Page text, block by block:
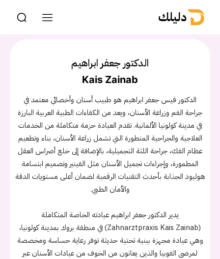
دليلك
الدكتور جعفر ابراهيم
Kais Zainab
الدكتور قيس جعفر ابراهيم هو طبيب أسنان وأخصائي معتمد في
جراحة الفم وزراعة الأسنان، ويعد من الكفاءات الطبية العربية البارزة
في مدينة كولونيا الألمانية. تقدم العيادة حزمة متكاملة من الخدمات
العلاجية والجراحية المتطورة التي تشمل زراعة الأسنان، بناء وتطعيم
عظام الفك، جراحة اللثة التجميلية، بالإضافة إلى خلع أضراس العقل
المطمورة، وإجراءات تجميل الأسنان مثل الفينير وتصميم ابتسامة
هوليود الجذابة بأحدث التقنيات الرقمية لضمان أعلى مستويات الدقة
والأمان الطبي.
يدير الدكتور جعفر ابراهيم عيادته الخاصة المتكاملة
(Zahnarztpraxis Kais Zainab) في منطقة بروك بمدينة كولونيا،
وهي عيادة مجهزة ببنية تحتية حديثة توفر رعاية حساسة ومخصصة
لمرضى الفوبيا والذين يعانون من الخوف من عيادات الأسنان عبر